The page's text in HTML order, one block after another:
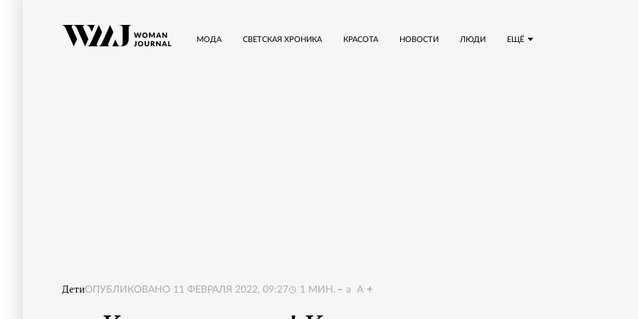
ЕЩЁ
МОДА СВЕТСКАЯ ХРОНИКА КРАСОТА НОВОСТИ ЛЮДИ
ДетиОПУБЛИКОВАНО 11 ФЕВРАЛЯ 2022, 09:27 1 МИН. a A